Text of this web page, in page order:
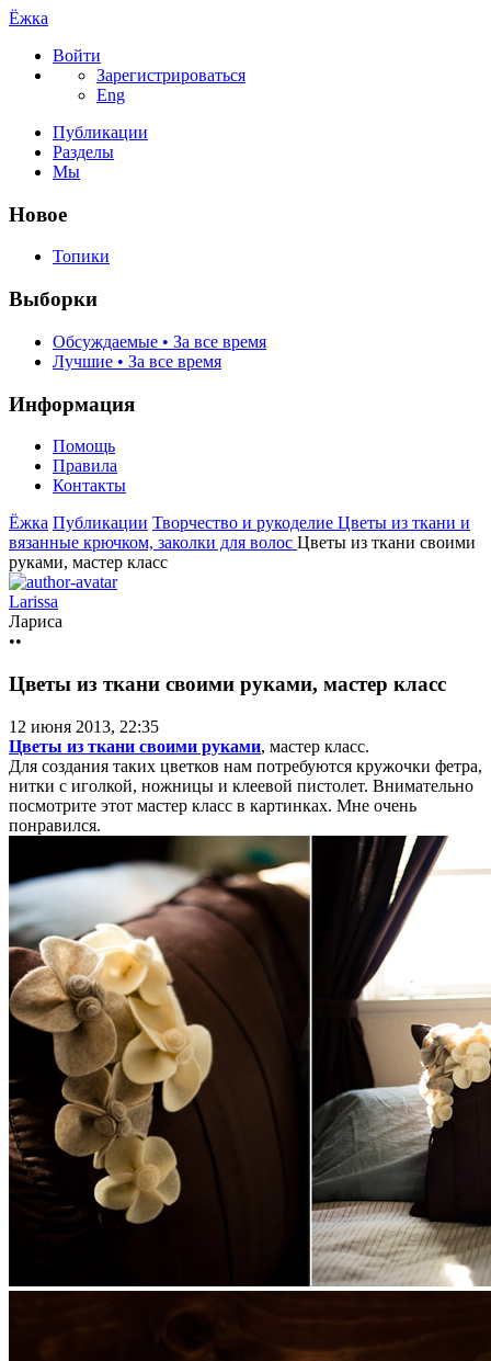
Ёжка
Войти
Зарегистрироваться
Eng
Публикации
Разделы
Мы
Новое
Топики
Выборки
Обсуждаемые • За все время
Лучшие • За все время
Информация
Помощь
Правила
Контакты
Ёжка Публикации Творчество и рукоделие Цветы из ткани и
вязанные крючком, заколки для волос Цветы из ткани своими
руками, мастер класс
Larissa
Лариса
••
Цветы из ткани своими руками, мастер класс
12 июня 2013, 22:35
Цветы из ткани своими руками, мастер класс.
Для создания таких цветков нам потребуются кружочки фетра,
нитки с иголкой, ножницы и клеевой пистолет. Внимательно
посмотрите этот мастер класс в картинках. Мне очень
понравился.